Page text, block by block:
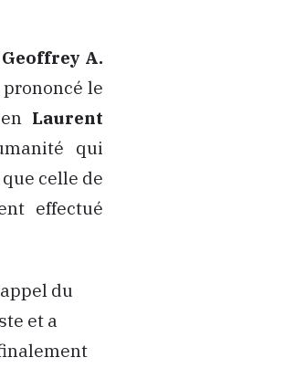
Geoffrey A.
prononcé le
Laurent
qui
celle de
effectué
du
et a